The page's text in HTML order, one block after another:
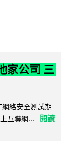
家公司 三
絡安全測試期
互聯網...
閱讀